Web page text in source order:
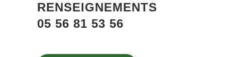
RENSEIGNEMENTS
05 56 81 53 56